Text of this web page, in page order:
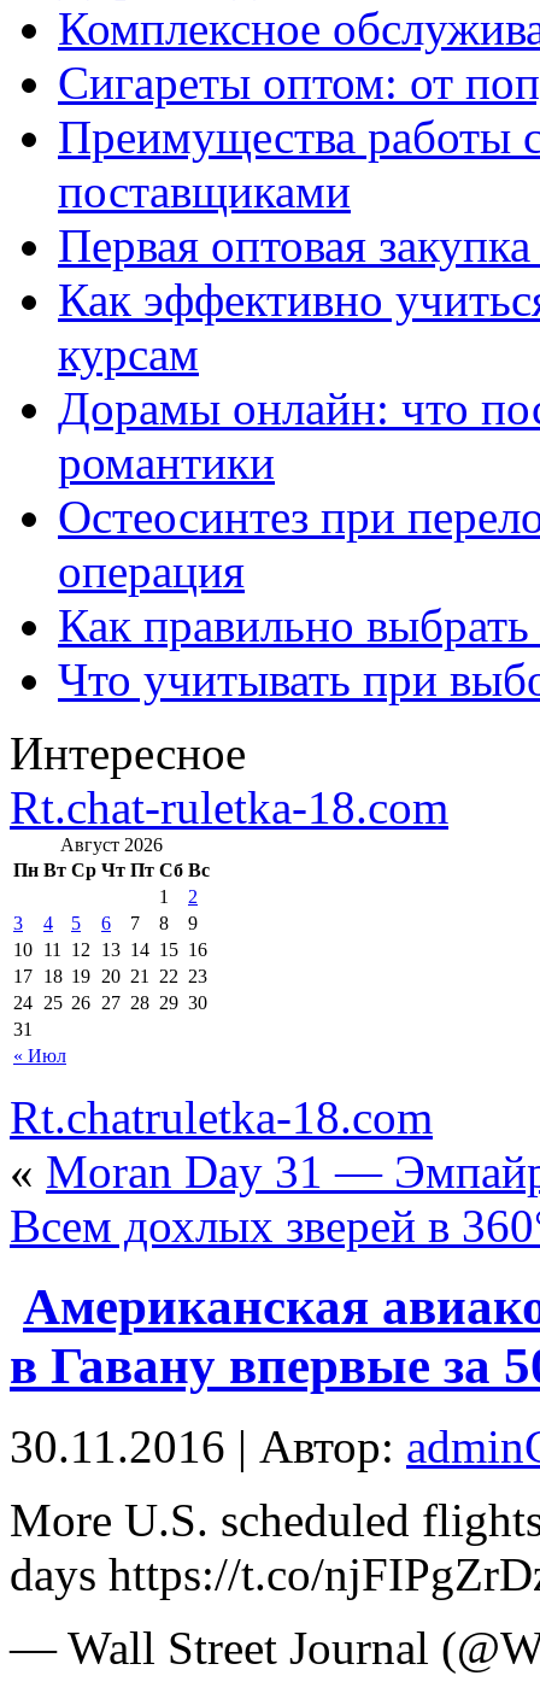
Комплексное
Сигареты оптом: от
Преимущества работы
поставщиками
Первая оптовая
Как эффективно
курсам
Дорамы онлайн: что
романтики
Остеосинтез при
операция
Как правильно
Что учитывать при
Интересное
Rt.chat-ruletka-18.com
Август 2026
Пн Вт Ср Чт Пт Сб Вс
« Июл
1
2
3
4 5 6 7 8
9
10 11 12 13 14 15 16
17 18 19 20 21 22 23
24 25 26 27 28 29 30
31
Rt.chatruletka-18.com
« Moran Day 31 —
Всем дохлых зверей в
Американская
в Гавану впервые за
30.11.2016 | Автор:
More U.S. scheduled
days https://t.co/
— Wall Street Journal